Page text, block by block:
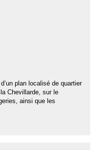
plan localisé de quartier
Chevillarde, sur le
ainsi que les